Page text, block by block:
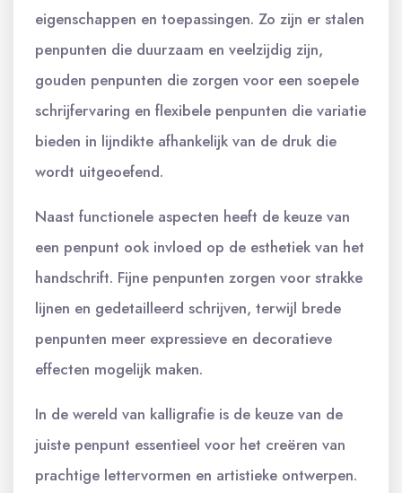
eigenschappen en toepassingen. Zo zijn er stalen
penpunten die duurzaam en veelzijdig zijn,
gouden penpunten die zorgen voor een soepele
schrijfervaring en flexibele penpunten die variatie
bieden in lijndikte afhankelijk van de druk die
wordt uitgeoefend.
Naast functionele aspecten heeft de keuze van
een penpunt ook invloed op de esthetiek van het
handschrift. Fijne penpunten zorgen voor strakke
lijnen en gedetailleerd schrijven, terwijl brede
penpunten meer expressieve en decoratieve
effecten mogelijk maken.
In de wereld van kalligrafie is de keuze van de
juiste penpunt essentieel voor het creëren van
prachtige lettervormen en artistieke ontwerpen.